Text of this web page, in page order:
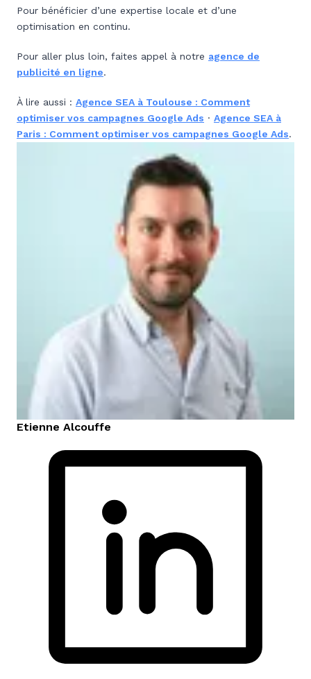
Pour bénéficier d’une expertise locale et d’une
optimisation en continu.
Pour aller plus loin, faites appel à notre agence de
publicité en ligne.
À lire aussi : Agence SEA à Toulouse : Comment
optimiser vos campagnes Google Ads · Agence SEA à
Paris : Comment optimiser vos campagnes Google Ads.
Etienne Alcouffe